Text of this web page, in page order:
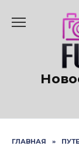
содержанию
ГЛАВНАЯ »